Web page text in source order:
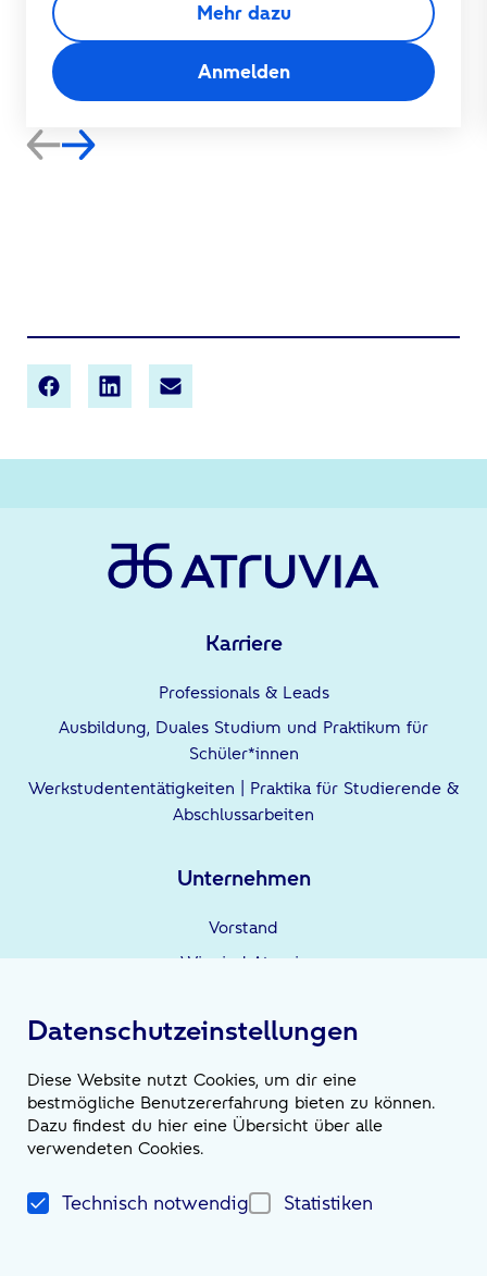
Datenschutzeinstellungen
Diese Website nutzt Cookies, um dir eine
bestmögliche Benutzererfahrung bieten zu können.
Dazu findest du hier eine Übersicht über alle
verwendeten Cookies.
Technisch notwendig Statistiken
Mehr dazu
Anmelden
Karriere
Professionals & Leads
Ausbildung, Duales Studium und Praktikum für
Schüler*innen
Werkstudententätigkeiten | Praktika für Studierende &
Abschlussarbeiten
Unternehmen
Vorstand
Wir sind Atruvia
Wir sind die Möglichmacher*innen